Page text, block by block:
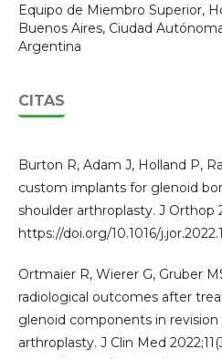
Equipo de Miembro Superior,
Buenos Aires, Ciudad
Argentina
CITAS
Burton R, Adam J, Holland P,
custom implants for glenoid
shoulder arthroplasty. J Orthop
https://doi.org/10.1016/
Ortmaier R, Wierer G, Gruber
radiological outcomes after
glenoid components in revision
arthroplasty. J Clin Med